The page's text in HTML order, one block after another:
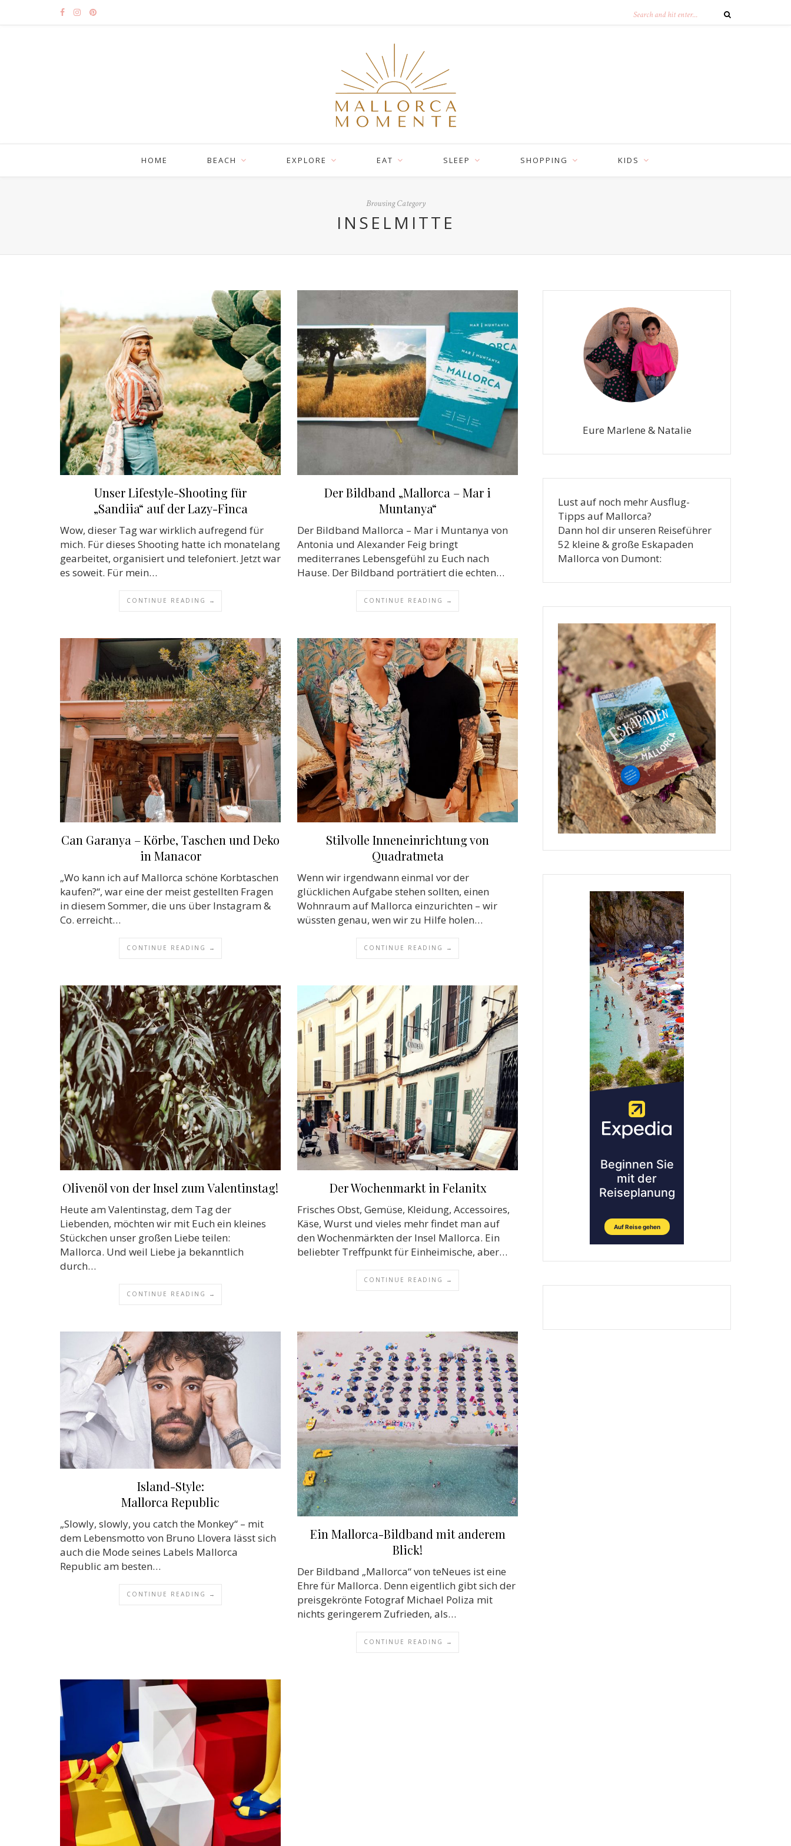
HOME BEACH EXPLORE EAT SLEEP SHOPPING KIDS
Browsing Category
INSELMITTE
Unser Lifestyle-Shooting für
„Sandiia“ auf der Lazy-Finca
Wow, dieser Tag war wirklich aufregend für
mich. Für dieses Shooting hatte ich monatelang
gearbeitet, organisiert und telefoniert. Jetzt war
es soweit. Für mein…
CONTINUE READING →
Der Bildband „Mallorca – Mar i
Muntanya“
Der Bildband Mallorca – Mar i Muntanya von
Antonia und Alexander Feig bringt
mediterranes Lebensgefühl zu Euch nach
Hause. Der Bildband porträtiert die echten…
CONTINUE READING →
Can Garanya – Körbe, Taschen und Deko
in Manacor
„Wo kann ich auf Mallorca schöne Korbtaschen
kaufen?“, war eine der meist gestellten Fragen
in diesem Sommer, die uns über Instagram &
Co. erreicht…
CONTINUE READING →
Stilvolle Inneneinrichtung von
Quadratmeta
Wenn wir irgendwann einmal vor der
glücklichen Aufgabe stehen sollten, einen
Wohnraum auf Mallorca einzurichten – wir
wüssten genau, wen wir zu Hilfe holen…
CONTINUE READING →
Olivenöl von der Insel zum Valentinstag!
Heute am Valentinstag, dem Tag der
Liebenden, möchten wir mit Euch ein kleines
Stückchen unser großen Liebe teilen:
Mallorca. Und weil Liebe ja bekanntlich
durch…
CONTINUE READING →
Der Wochenmarkt in Felanitx
Frisches Obst, Gemüse, Kleidung, Accessoires,
Käse, Wurst und vieles mehr findet man auf
den Wochenmärkten der Insel Mallorca. Ein
beliebter Treffpunkt für Einheimische, aber…
CONTINUE READING →
Island-Style:
Mallorca Republic
„Slowly, slowly, you catch the Monkey“ – mit
dem Lebensmotto von Bruno Llovera lässt sich
auch die Mode seines Labels Mallorca
Republic am besten…
CONTINUE READING →
Ein Mallorca-Bildband mit anderem
Blick!
Der Bildband „Mallorca“ von teNeues ist eine
Ehre für Mallorca. Denn eigentlich gibt sich der
preisgekrönte Fotograf Michael Poliza mit
nichts geringerem Zufrieden, als…
CONTINUE READING →
Eure Marlene & Natalie
Lust auf noch mehr Ausflug-
Tipps auf Mallorca?
Dann hol dir unseren Reiseführer
52 kleine & große Eskapaden
Mallorca von Dumont: